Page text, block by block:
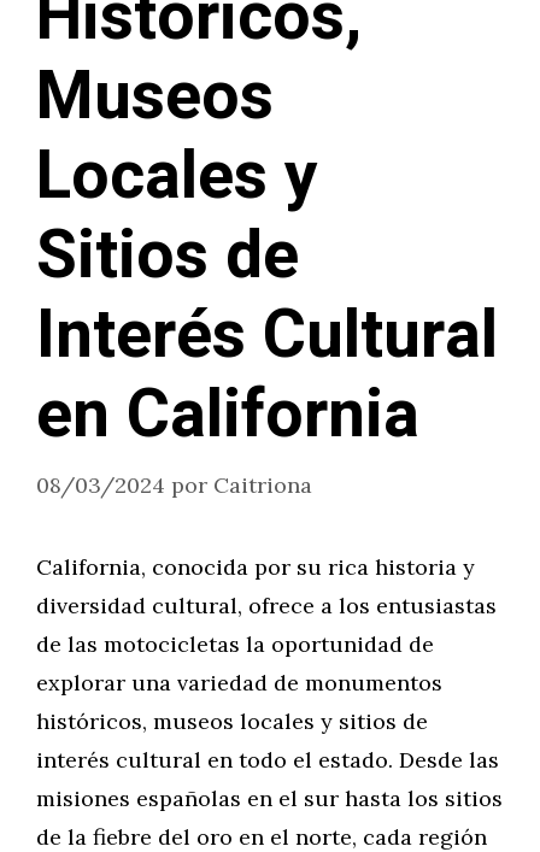
Museos
Locales y
Sitios de
Interés Cultural
en California
08/03/2024 por Caitriona
California, conocida por su rica historia y
diversidad cultural, ofrece a los entusiastas
de las motocicletas la oportunidad de
explorar una variedad de monumentos
históricos, museos locales y sitios de
interés cultural en todo el estado. Desde las
misiones españolas en el sur hasta los sitios
de la fiebre del oro en el norte, cada región